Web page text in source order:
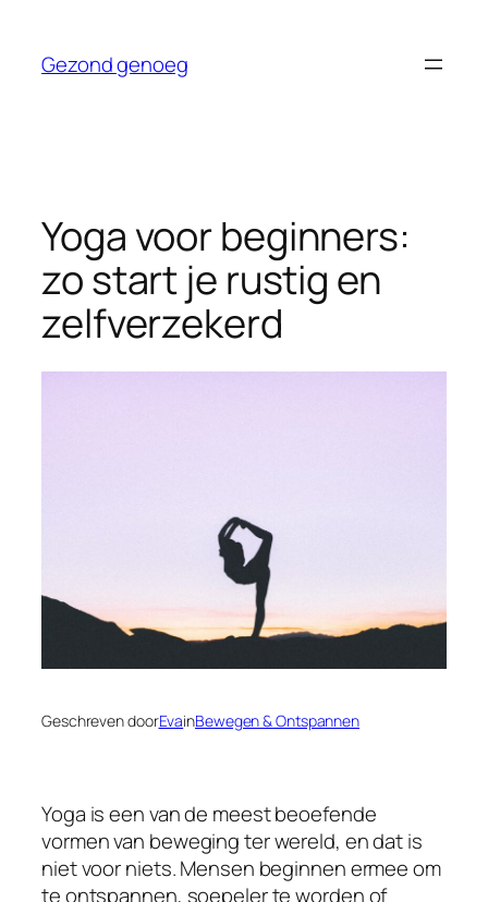
Gezond genoeg
Yoga voor beginners:
zo start je rustig en
zelfverzekerd
Geschreven doorEvainBewegen & Ontspannen
Yoga is een van de meest beoefende
vormen van beweging ter wereld, en dat is
niet voor niets. Mensen beginnen ermee om
te ontspannen, soepeler te worden of